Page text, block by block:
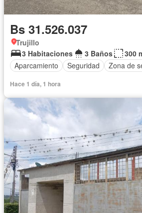
Bs 31.526.037
Trujillo
3 Habitaciones
3 Baños
300
Aparcamiento
Seguridad Zona de
Hace 1 día, 1 hora